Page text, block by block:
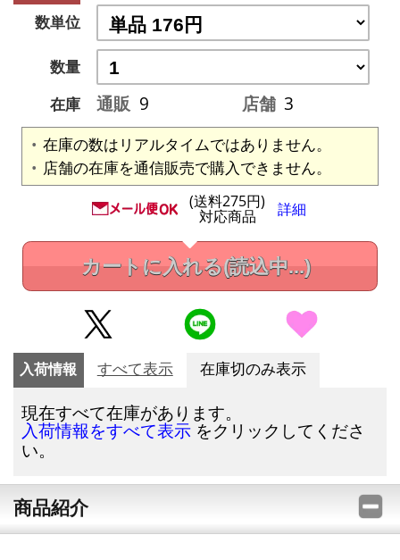
数単位
数量
在庫
通販 9 店舗 3
在庫の数はリアルタイムではありません。
店舗の在庫を通信販売で購入できません。
(送料275円)
対応商品 詳細
カートに入れる(読込中...)
入荷情報 すべて表示 在庫切のみ表示
現在すべて在庫があります。
入荷情報をすべて表示 をクリックしてくださ
い。
商品紹介